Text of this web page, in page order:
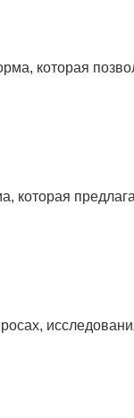
которая